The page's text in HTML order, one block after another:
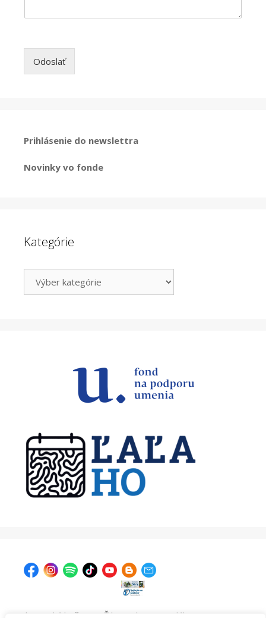
Odoslať
Prihlásenie do newslettra
Novinky vo fonde
Kategórie
| Krajská knižnica v Žiline, Ul. A. Bernoláka 47, 011 77